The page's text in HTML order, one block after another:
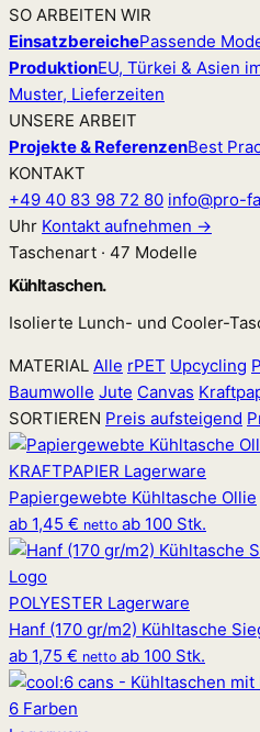
SO ARBEITEN WIR
EinsatzbereichePassende
ProduktionEU, Türkei & Asien
Muster, Lieferzeiten
UNSERE ARBEIT
Projekte & ReferenzenBest
KONTAKT
+49 40 83 98 72 80 info@pro-
Uhr Kontakt aufnehmen →
Taschenart · 47 Modelle
Kühltaschen.
Isolierte Lunch- und Cooler-
MATERIAL Alle rPET Upcycling
Baumwolle Jute Canvas
SORTIEREN Preis aufsteigend
KRAFTPAPIER Lagerware
Papiergewebte Kühltasche Ollie
ab 1,45 € netto ab 100 Stk.
POLYESTER Lagerware
Hanf (170 gr/m2) Kühltasche
ab 1,75 € netto ab 100 Stk.
6 Farben